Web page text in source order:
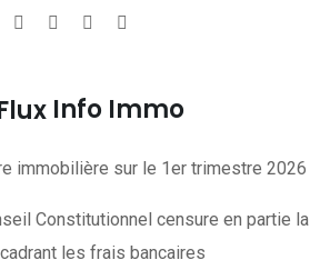
Info Immo
immobilière sur le 1er trimestre 2026
Constitutionnel censure en partie la
les frais bancaires